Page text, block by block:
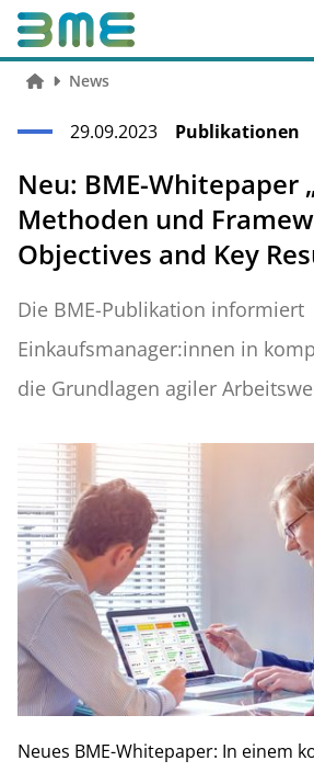
News
29.09.2023 Publikationen
Neu: BME-Whitepaper
Methoden und
Objectives and Key
Die BME-Publikation informiert
Einkaufsmanager:innen in
die Grundlagen agiler
Neues BME-Whitepaper: In einem